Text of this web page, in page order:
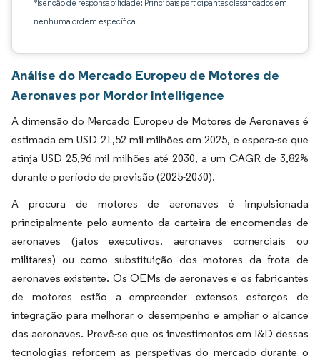
*Isenção de responsabilidade: Principais participantes classificados em
nenhuma ordem específica
Análise do Mercado Europeu de Motores de
Aeronaves por Mordor Intelligence
A dimensão do Mercado Europeu de Motores de Aeronaves é
estimada em USD 21,52 mil milhões em 2025, e espera-se que
atinja USD 25,96 mil milhões até 2030, a um CAGR de 3,82%
durante o período de previsão (2025-2030).
A procura de motores de aeronaves é impulsionada
principalmente pelo aumento da carteira de encomendas de
aeronaves (jatos executivos, aeronaves comerciais ou
militares) ou como substituição dos motores da frota de
aeronaves existente. Os OEMs de aeronaves e os fabricantes
de motores estão a empreender extensos esforços de
integração para melhorar o desempenho e ampliar o alcance
das aeronaves. Prevê-se que os investimentos em I&D dessas
tecnologias reforcem as perspetivas do mercado durante o